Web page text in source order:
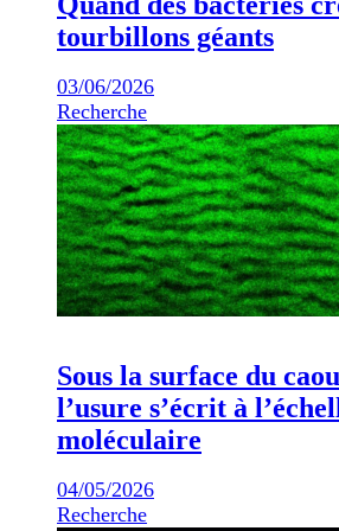
tourbillons géants
03/06/2026
Recherche
Sous la surface du
l’usure s’écrit à
moléculaire
04/05/2026
Recherche